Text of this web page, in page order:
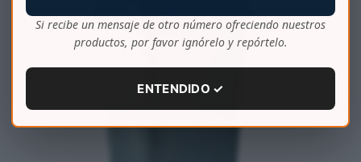
Si recibe un mensaje de otro número ofreciendo nuestros
productos, por favor ignórelo y repórtelo.
ENTENDIDO ✓